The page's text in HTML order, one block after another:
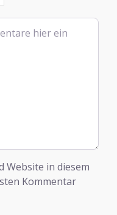
Website in diesem
Kommentar